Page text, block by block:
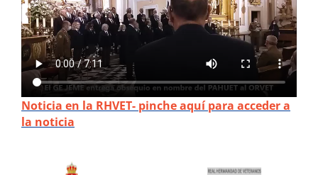
Noticia en la RHVET- pinche aquí para acceder a
la noticia